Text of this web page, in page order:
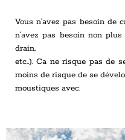
Vous n’avez pas besoin de
n’avez pas besoin non
drain,
etc..). Ca ne risque pas de
moins de risque de se
moustiques avec.